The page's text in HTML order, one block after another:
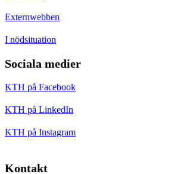
Externwebben
I nödsituation
Sociala medier
KTH på Facebook
KTH på LinkedIn
KTH på Instagram
Kontakt